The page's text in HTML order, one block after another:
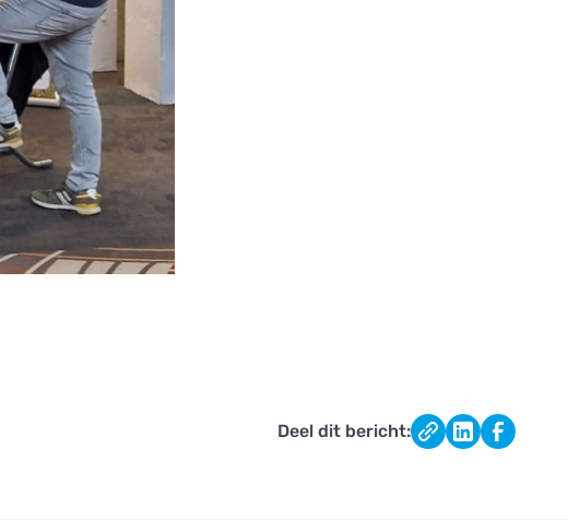
Deel dit bericht: